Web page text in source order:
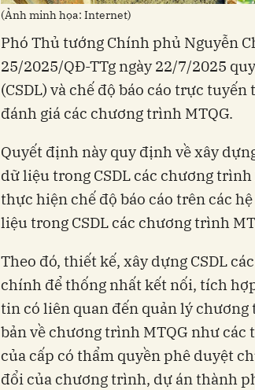
(Ảnh minh họa: Internet)
Phó Thủ tướng Chính phủ Nguyễn
25/2025/QĐ-TTg ngày 22/7/2025
(CSDL) và chế độ báo cáo trực
đánh giá các chương trình MTQG.
Quyết định này quy định về xây
dữ liệu trong CSDL các chương
thực hiện chế độ báo cáo trên các
liệu trong CSDL các chương trình
Theo đó, thiết kế, xây dựng CSDL
chính để thống nhất kết nối, tích
tin có liên quan đến quản lý chương
bản về chương trình MTQG như
của cấp có thẩm quyền phê duyệt
đổi của chương trình, dự án thành